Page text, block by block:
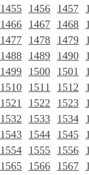
1455 1456 1457
1466 1467 1468
1477 1478 1479
1488 1489 1490
1499 1500 1501
1510 1511 1512
1521 1522 1523
1532 1533 1534
1543 1544 1545
1554 1555 1556
1565 1566 1567